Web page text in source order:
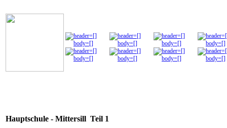
Hauptschule - Mittersill Teil 1